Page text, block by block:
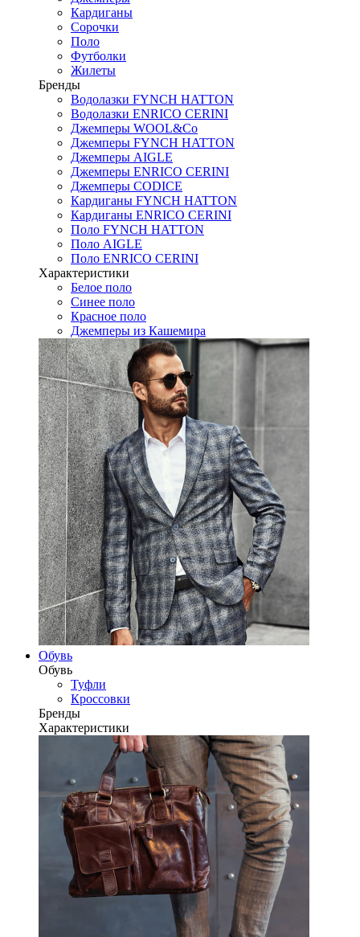
Кардиганы
Сорочки
Поло
Футболки
Жилеты
Бренды
Водолазки FYNCH HATTON
Водолазки ENRICO CERINI
Джемперы WOOL&Co
Джемперы FYNCH HATTON
Джемперы AIGLE
Джемперы ENRICO CERINI
Джемперы CODICE
Кардиганы FYNCH HATTON
Кардиганы ENRICO CERINI
Поло FYNCH HATTON
Поло AIGLE
Поло ENRICO CERINI
Характеристики
Белое поло
Синее поло
Красное поло
Джемперы из Кашемира
Обувь
Обувь
Туфли
Кроссовки
Бренды
Характеристики